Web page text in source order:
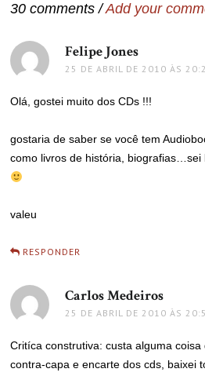
30 comments /Add your
Felipe Jones
25 DE ABRIL DE 2010 ÀS
Olá, gostei muito dos CDs !!!
gostaria de saber se você tem
como livros de história, biografias…sei
valeu
RESPONDER
Carlos Medeiros
25 DE ABRIL DE 2010 ÀS
Critíca construtiva: custa alguma
contra-capa e encarte dos cds, baixei